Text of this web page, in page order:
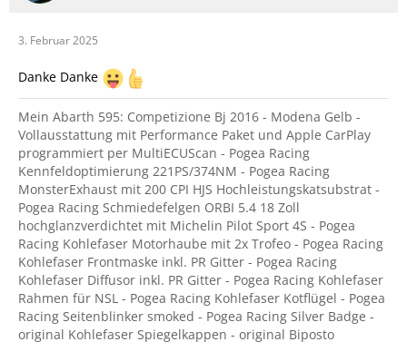
3. Februar 2025
Danke Danke
Mein Abarth 595: Competizione Bj 2016 - Modena Gelb -
Vollausstattung mit Performance Paket und Apple CarPlay
programmiert per MultiECUScan - Pogea Racing
Kennfeldoptimierung 221PS/374NM - Pogea Racing
MonsterExhaust mit 200 CPI HJS Hochleistungskatsubstrat -
Pogea Racing Schmiedefelgen ORBI 5.4 18 Zoll
hochglanzverdichtet mit Michelin Pilot Sport 4S - Pogea
Racing Kohlefaser Motorhaube mit 2x Trofeo - Pogea Racing
Kohlefaser Frontmaske inkl. PR Gitter - Pogea Racing
Kohlefaser Diffusor inkl. PR Gitter - Pogea Racing Kohlefaser
Rahmen für NSL - Pogea Racing Kohlefaser Kotflügel - Pogea
Racing Seitenblinker smoked - Pogea Racing Silver Badge -
original Kohlefaser Spiegelkappen - original Biposto